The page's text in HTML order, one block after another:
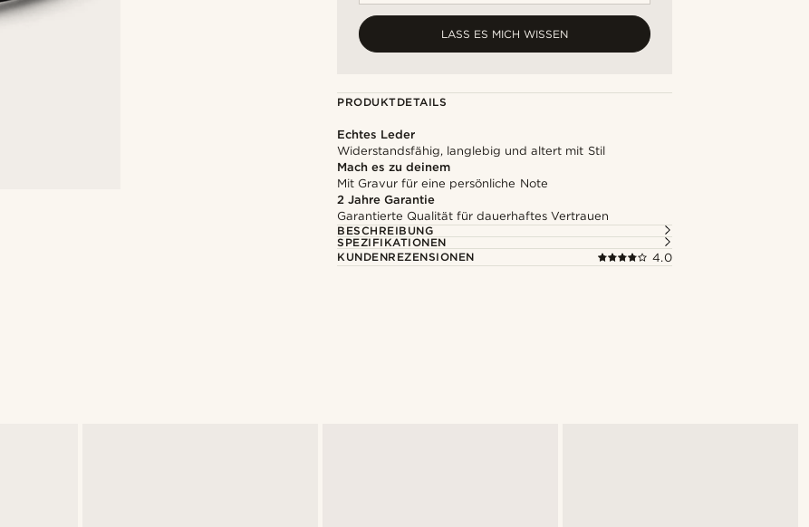
LASS ES MICH WISSEN
PRODUKTDETAILS
Echtes Leder
Widerstandsfähig, langlebig und altert mit Stil
Mach es zu deinem
Mit Gravur für eine persönliche Note
2 Jahre Garantie
Garantierte Qualität für dauerhaftes Vertrauen
BESCHREIBUNG
SPEZIFIKATIONEN
KUNDENREZENSIONEN
4.0